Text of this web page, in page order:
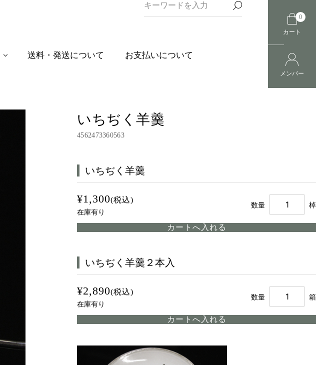
カート
0
メンバー
送料・発送について お支払いについて
いちぢく羊羹
4562473360563
いちぢく羊羹
¥1,300(税込)
在庫有り
数量 棹
いちぢく羊羹２本入
¥2,890(税込)
在庫有り
数量 箱